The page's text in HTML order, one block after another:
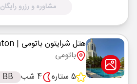
مشاوره و رزرو رایگان
هتل شرایتون باتومی | sheraton
باتومی
5 ستاره
4 شب BB